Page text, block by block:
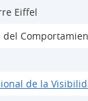
Eiffel
del
de la